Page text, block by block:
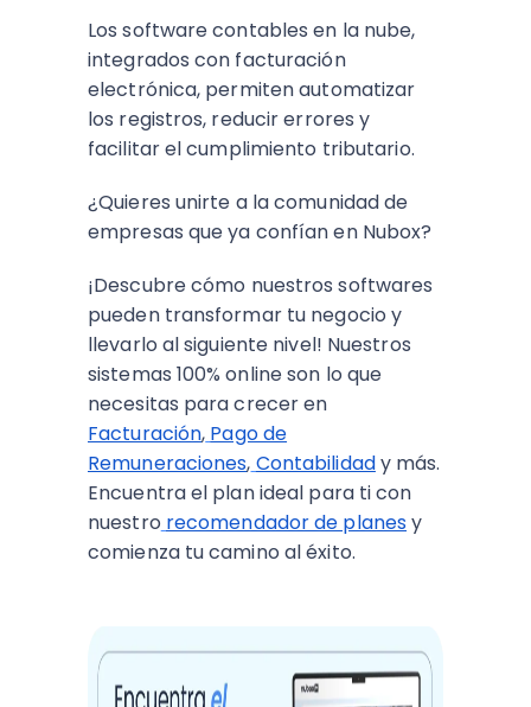
Los software contables en la nube,
integrados con facturación
electrónica, permiten automatizar
los registros, reducir errores y
facilitar el cumplimiento tributario.
¿Quieres unirte a la comunidad de
empresas que ya confían en Nubox?
¡Descubre cómo nuestros softwares
pueden transformar tu negocio y
llevarlo al siguiente nivel! Nuestros
sistemas 100% online son lo que
necesitas para crecer en
Facturación, Pago de
Remuneraciones, Contabilidady más.
Encuentra el plan ideal para ti con
nuestro recomendador de planesy
comienza tu camino al éxito.